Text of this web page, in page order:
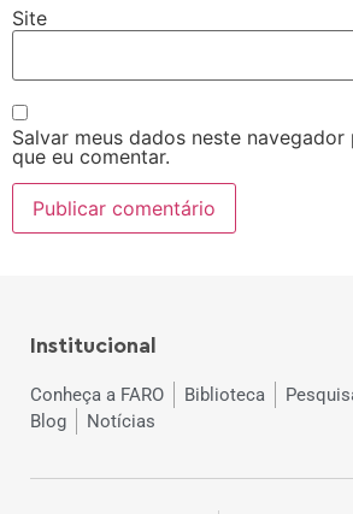
Site
Salvar meus dados neste
que eu comentar.
Institucional
Conheça a FARO Biblioteca
Blog
Notícias